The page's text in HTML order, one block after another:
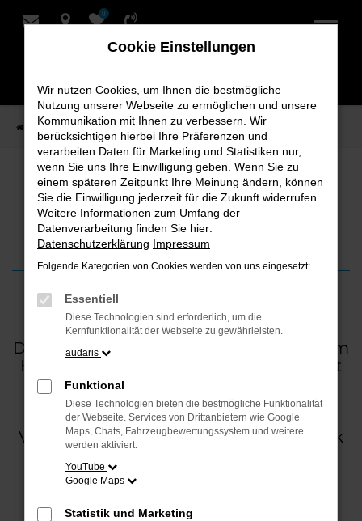
Zum
0
Startseite News Stürmischer Herbst
Stürmischer Herbst
Kontrolle behalten bei Wind und Wetter
22. November 2024
Der November läutet den Übergang vom
Herbst zum Winter ein und bringt nicht
nur buntes Laub, sondern auch
unbeständiges Wetter mit sich. Um an
stürmischen Tagen sicher durch den
Verkehr zu kommen, lohnt sich ein Blick
auf folgende Vorsichtsmaßnahmen.
Cookie Einstellungen
Wir nutzen Cookies, um Ihnen die bestmögliche
Nutzung unserer Webseite zu ermöglichen und unsere
Kommunikation mit Ihnen zu verbessern. Wir
berücksichtigen hierbei Ihre Präferenzen und
verarbeiten Daten für Marketing und Statistiken nur,
wenn Sie uns Ihre Einwilligung geben. Wenn Sie zu
einem späteren Zeitpunkt Ihre Meinung ändern, können
Sie die Einwilligung jederzeit für die Zukunft widerrufen.
Weitere Informationen zum Umfang der
Datenverarbeitung finden Sie hier:
Datenschutzerklärung Impressum
Folgende Kategorien von Cookies werden von uns eingesetzt:
Essentiell
Diese Technologien sind erforderlich, um die
Kernfunktionalität der Webseite zu gewährleisten.
audaris
Funktional
Diese Technologien bieten die bestmögliche Funktionalität
der Webseite. Services von Drittanbietern wie Google
Maps, Chats, Fahrzeugbewertungssystem und weitere
werden aktiviert.
YouTube
Google Maps
Statistik und Marketing